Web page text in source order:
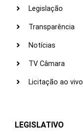
Legislação
Transparência
Notícias
TV Câmara
Licitação ao vivo
LEGISLATIVO